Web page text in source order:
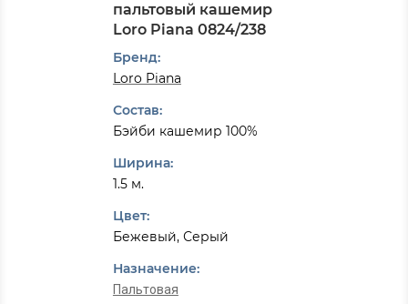
пальтовый кашемир
Loro Piana 0824/238
Бренд:
Loro Piana
Состав:
Бэйби кашемир 100%
Ширина:
1.5 м.
Цвет:
Бежевый, Серый
Назначение:
Пальтовая